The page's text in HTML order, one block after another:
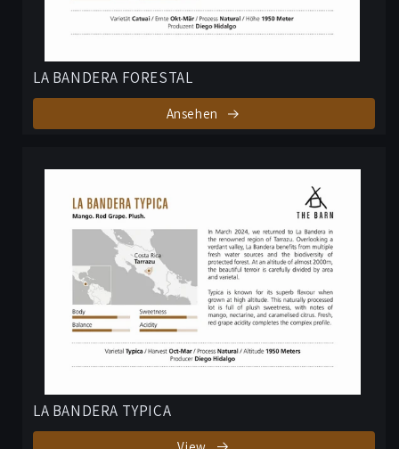
LA BANDERA FORESTAL
Ansehen
LA BANDERA TYPICA